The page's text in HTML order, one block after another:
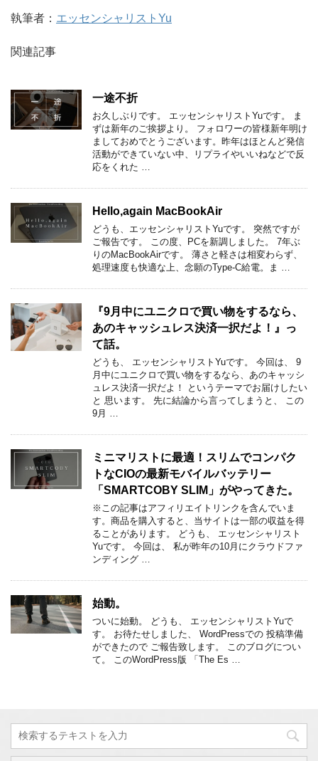
執筆者： エッセンシャリストYu
関連記事
一途不折
お久しぶりです。 エッセンシャリストYuです。 ま
ずは新年のご挨拶より。 フォロワーの皆様新年明け
ましておめでとうございます。昨年はほとんど発信
活動ができていない中、リプライやいいねなどで反
応をくれた …
Hello,again MacBookAir
どうも、エッセンシャリストYuです。 突然ですが
ご報告です。 この度、PCを新調しました。 7年ぶ
りのMacBookAirです。 薄さと軽さは相変わらず、
処理速度も快適な上、念願のType-C給電。ま …
『9月中にユニクロで買い物をするなら、
あのキャッシュレス決済一択だよ！』っ
て話。
どうも、 エッセンシャリストYuです。 今回は、 9
月中にユニクロで買い物をするなら、あのキャッシ
ュレス決済一択だよ！ というテーマでお届けしたい
と 思います。 先に結論から言ってしまうと、 この
9月 …
ミニマリストに最適！スリムでコンパク
トなCIOの最新モバイルバッテリー
「SMARTCOBY SLIM」がやってきた。
※この記事はアフィリエイトリンクを含んでいま
す。商品を購入すると、当サイトは一部の収益を得
ることがあります。 どうも、 エッセンシャリスト
Yuです。 今回は、 私が昨年の10月にクラウドファ
ンディング …
始動。
ついに始動。 どうも、 エッセンシャリストYuで
す。 お待たせしました、 WordPressでの 投稿準備
ができたので ご報告致します。 このブログについ
て。 このWordPress版 「The Es …